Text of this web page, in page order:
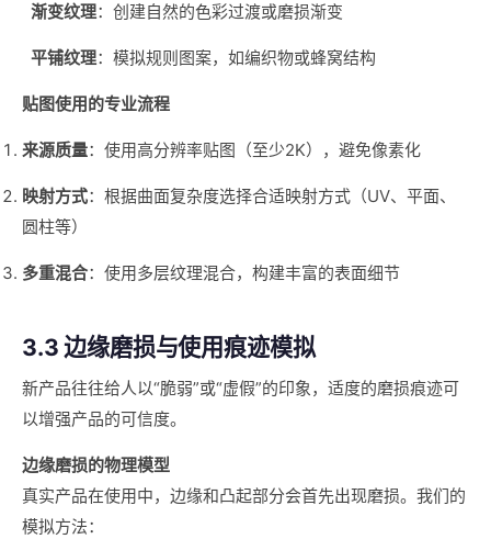
渐变纹理：创建自然的色彩过渡或磨损渐变
平铺纹理：模拟规则图案，如编织物或蜂窝结构
贴图使用的专业流程
来源质量：使用高分辨率贴图（至少2K），避免像素化
映射方式：根据曲面复杂度选择合适映射方式（UV、平面、
圆柱等）
多重混合：使用多层纹理混合，构建丰富的表面细节
3.3 边缘磨损与使用痕迹模拟
新产品往往给人以“脆弱”或“虚假”的印象，适度的磨损痕迹可
以增强产品的可信度。
边缘磨损的物理模型
真实产品在使用中，边缘和凸起部分会首先出现磨损。我们的
模拟方法：